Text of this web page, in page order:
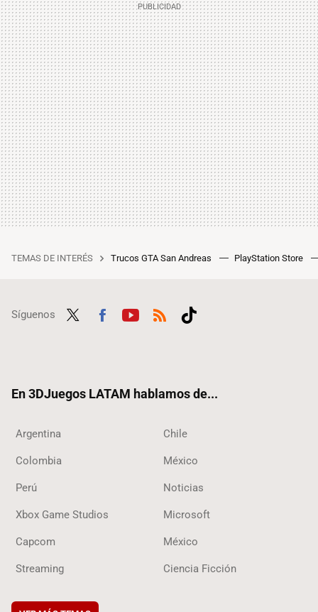
TEMAS DE INTERÉS Trucos GTA San Andreas PlayStation Store
Síguenos
En 3DJuegos LATAM hablamos de...
Argentina Chile
Colombia México
Perú Noticias
Xbox Game Studios Microsoft
Capcom México
Streaming Ciencia Ficción